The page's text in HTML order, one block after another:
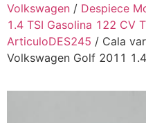
Volkswagen / Despiece
1.4 TSI Gasolina 122 CV
ArticuloDES245 / Cala
Volkswagen Golf 2011